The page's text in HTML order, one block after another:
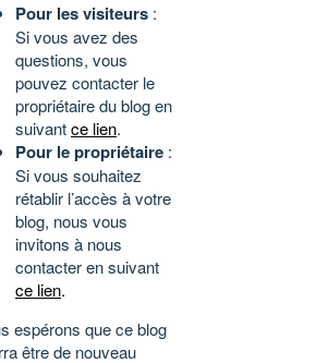
Pour les visiteurs :
Si vous avez des
questions, vous
pouvez contacter le
propriétaire du blog en
suivantce lien.
Pour le propriétaire :
Si vous souhaitez
rétablir l’accès à votre
blog, nous vous
invitons à nous
contacter en suivant
ce lien.
espérons que ce blog
être de nouveau